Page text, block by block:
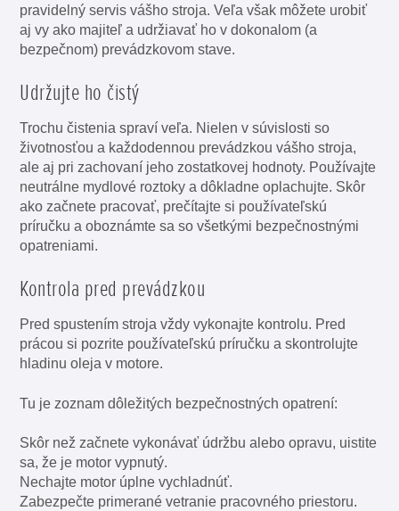
pravidelný servis vášho stroja. Veľa však môžete urobiť
aj vy ako majiteľ a udržiavať ho v dokonalom (a
bezpečnom) prevádzkovom stave.
Udržujte ho čistý
Trochu čistenia spraví veľa. Nielen v súvislosti so
životnosťou a každodennou prevádzkou vášho stroja,
ale aj pri zachovaní jeho zostatkovej hodnoty. Používajte
neutrálne mydlové roztoky a dôkladne oplachujte. Skôr
ako začnete pracovať, prečítajte si používateľskú
príručku a oboznámte sa so všetkými bezpečnostnými
opatreniami.
Kontrola pred prevádzkou
Pred spustením stroja vždy vykonajte kontrolu. Pred
prácou si pozrite používateľskú príručku a skontrolujte
hladinu oleja v motore.
Tu je zoznam dôležitých bezpečnostných opatrení:
Skôr než začnete vykonávať údržbu alebo opravu, uistite
sa, že je motor vypnutý.
Nechajte motor úplne vychladnúť.
Zabezpečte primerané vetranie pracovného priestoru.